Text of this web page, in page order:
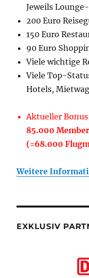
Jeweils
200 Euro
150 Euro
90 Euro
Viele wichtige
Viele Top-
Hotels,
Aktueller
85.000
(=68.000
Weitere
EXKLUSIV